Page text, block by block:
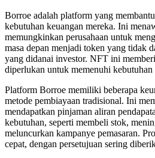
Borroe adalah platform yang
kebutuhan keuangan mereka. Ini
memungkinkan perusahaan untuk
masa depan menjadi token yang tidak
yang didanai investor. NFT ini
diperlukan untuk memenuhi kebutuhan
Platform Borroe memiliki beberapa
metode pembiayaan tradisional. Ini
mendapatkan pinjaman aliran
kebutuhan, seperti membeli stok,
meluncurkan kampanye pemasaran.
cepat, dengan persetujuan sering